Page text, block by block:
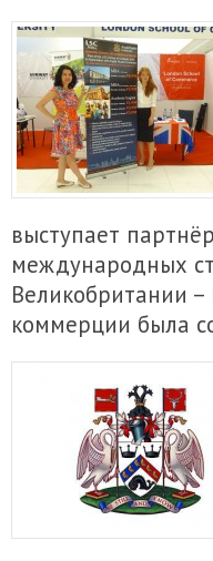
выступает
международных
Великобритании
коммерции была